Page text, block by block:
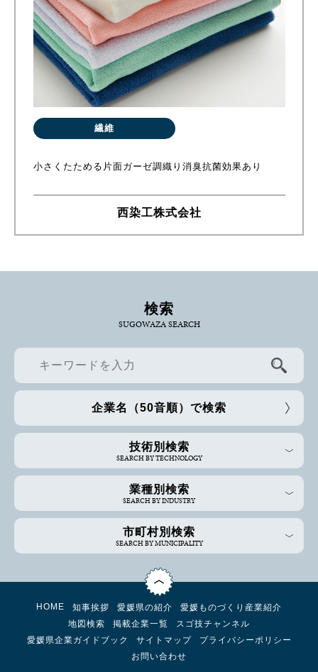
繊維
小さくたためる片面ガーゼ調織り消臭抗菌効果あり
西染工株式会社
検索
SUGOWAZA SEARCH
企業名（50音順）で検索
技術別検索
SEARCH BY TECHNOLOGY
業種別検索
SEARCH BY INDUSTRY
市町村別検索
SEARCH BY MUNICIPALITY
HOME 知事挨拶 愛媛県の紹介
愛媛ものづくり産業紹介
地図検索
掲載企業一覧
スゴ技チャンネル
愛媛県企業ガイドブック
サイトマップ
プライバシーポリシー
お問い合わせ